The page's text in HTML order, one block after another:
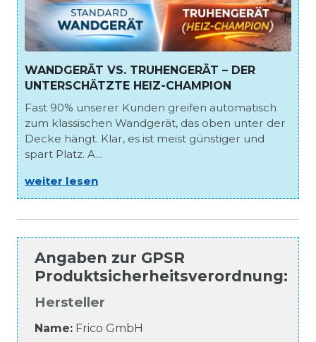
WANDGERÄT VS. TRUHENGERÄT – DER
UNTERSCHÄTZTE HEIZ-CHAMPION
Fast 90% unserer Kunden greifen automatisch
zum klassischen Wandgerät, das oben unter der
Decke hängt. Klar, es ist meist günstiger und
spart Platz. A...
weiter lesen
Angaben zur GPSR
Produktsicherheitsverordnung:
Hersteller
Name: Frico GmbH